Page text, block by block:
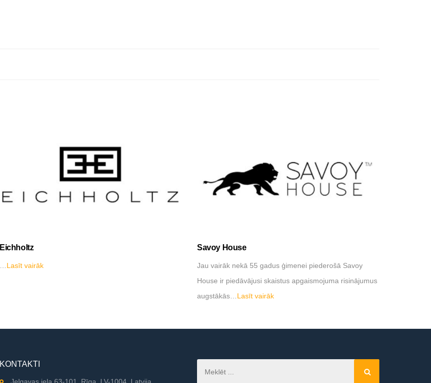
Eichholtz
Lasīt vairāk
Savoy House
Jau vairāk nekā 55 gadus ģimenei piederošā Savoy
House ir piedāvājusi skaistus apgaismojuma risinājumus
augstākās… Lasīt vairāk
KONTAKTI